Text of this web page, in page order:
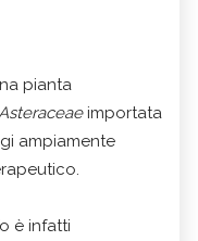
pianta
importata
ampiamente
è infatti